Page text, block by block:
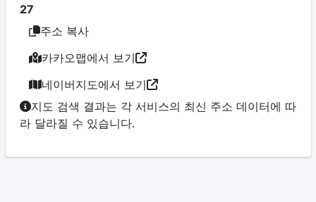
27
주소 복사
카카오맵에서 보기
네이버지도에서 보기
지도 검색 결과는 각 서비스의 최신 주소 데이터에 따
라 달라질 수 있습니다.